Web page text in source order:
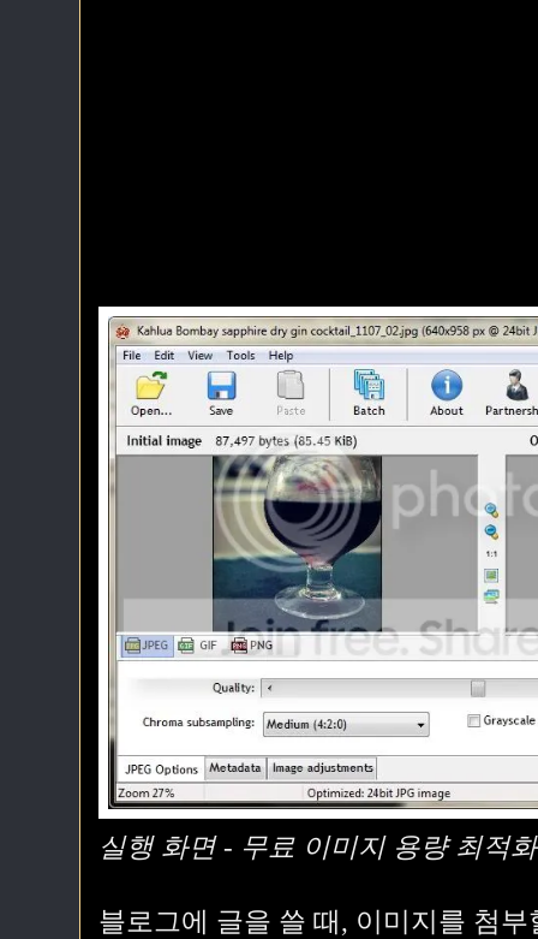
실행 화면 - 무료 이미지 용량 최적
블로그에 글을 쓸 때, 이미지를 첨